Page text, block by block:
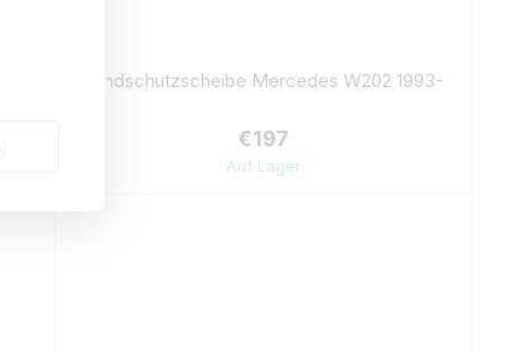
Windschutzscheibe Mercedes W202 1993-
€197
Auf Lager